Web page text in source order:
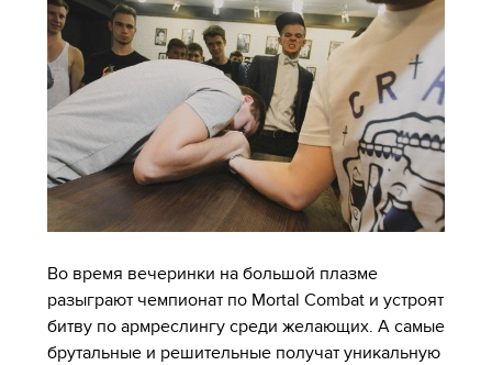
Во время вечеринки на большой плазме
разыграют чемпионат по Mortal Combat и устроят
битву по армреслингу среди желающих. А самые
брутальные и решительные получат уникальную